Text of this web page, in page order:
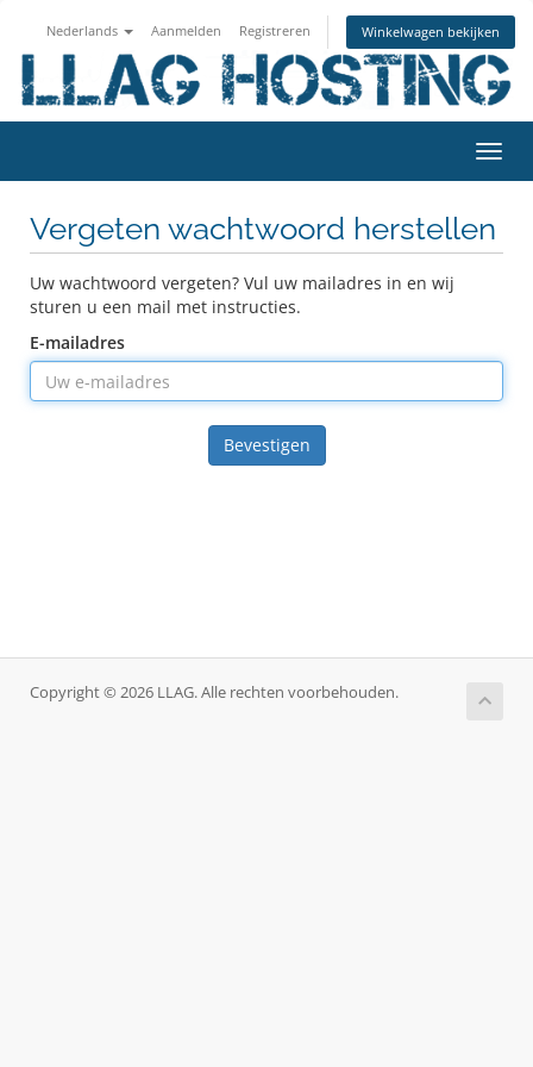
Nederlands Aanmelden Registreren Winkelwagen bekijken
in-/
Vergeten wachtwoord herstellen
Uw wachtwoord vergeten? Vul uw mailadres in en wij
sturen u een mail met instructies.
E-mailadres
Bevestigen
Copyright © 2026 LLAG. Alle rechten voorbehouden.